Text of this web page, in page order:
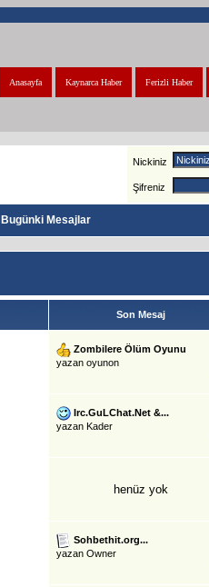
Ferizli Haber
Kaynarca Haber
Anasayfa
Nickiniz
Şifreniz
Bugünki Mesajlar
Son Mesaj
Zombilere Ölüm Oyunu
yazan oyunon
Irc.GuLChat.Net &...
yazan Kader
henüz yok
Sohbethit.org...
yazan Owner